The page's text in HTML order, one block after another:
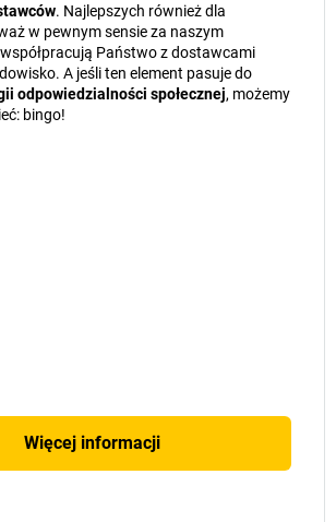
. Najlepszych również dla
w pewnym sensie za naszym
Państwo z dostawcami
A jeśli ten element pasuje do
odpowiedzialności społecznej, możemy
bingo!
Więcej informacji